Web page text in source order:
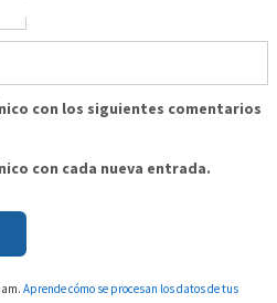
con los siguientes comentarios
con cada nueva entrada.
Aprende cómo se procesan los datos de tus